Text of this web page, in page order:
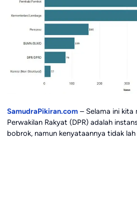
SamudraPikiran.com– Selama ini kita
Perwakilan Rakyat (DPR) adalah
bobrok, namun kenyataannya tidak lah